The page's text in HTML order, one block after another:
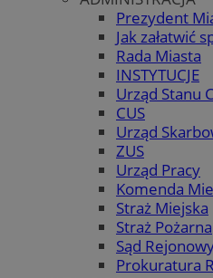
Prezydent
Jak załatwić
Rada Miasta
INSTYTUCJE
Urząd Stanu
CUS
Urząd
ZUS
Urząd Pracy
Komenda
Straż Miejska
Straż Pożarna
Sąd
Prokuratura